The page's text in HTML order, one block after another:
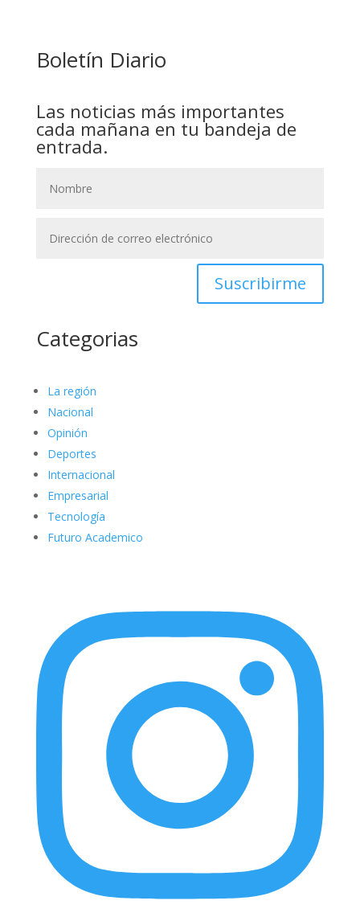
Boletín Diario
Las noticias más importantes
cada mañana en tu bandeja de
entrada.
Suscribirme
Categorias
La región
Nacional
Opinión
Deportes
Internacional
Empresarial
Tecnología
Futuro Academico